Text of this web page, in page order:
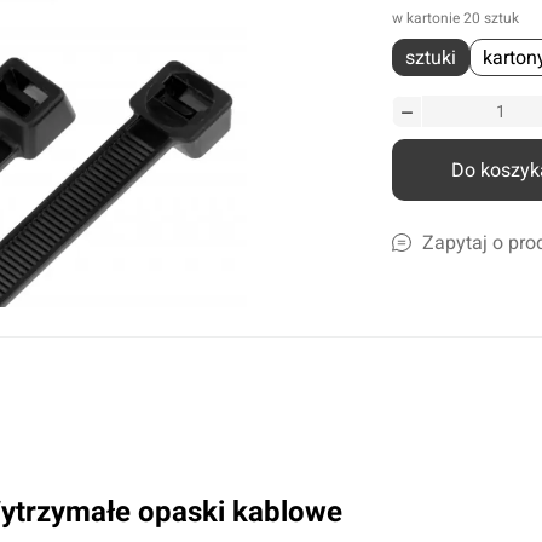
ciężarowych
rolniczych
i płynów
Preparaty do ciężkich zabrudzeń
Konserwacja lakieru i karoserii
Czyszczenie i impregnacja wnętrza
Opryskiwacze
w kartonie 20 sztuk
sztuki
Do
Zapytaj o
opaski kablowe